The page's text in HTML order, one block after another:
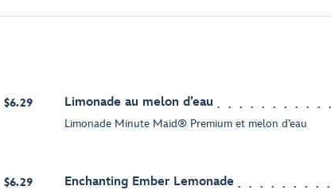
$6.29 Limonade au melon d’eau
Limonade Minute Maid® Premium et melon d’eau
$6.29 Enchanting Ember Lemonade